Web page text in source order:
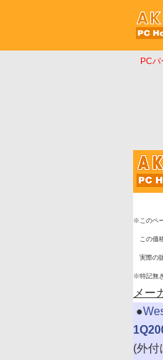
PCパ
※このペ
この価
実際の
※特記無
メー
●
(外付